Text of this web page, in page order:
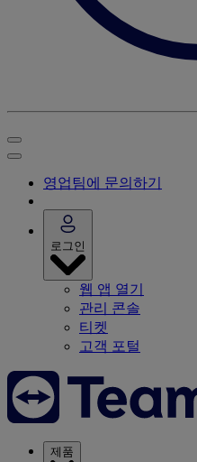
영업팀에 문의하기
로그인
웹 앱 열기
관리 콘솔
티켓
고객 포털
제품